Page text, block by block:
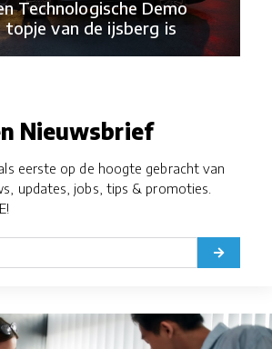
Technologische Demo
van de ijsberg is
Nieuwsbrief
eerste op de hoogte gebracht van
updates, jobs, tips & promoties.